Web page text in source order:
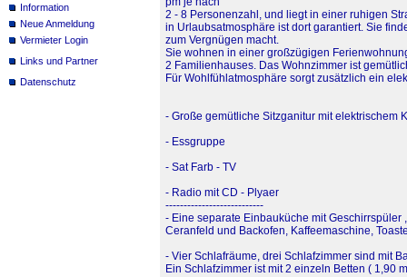
Information
Neue Anmeldung
Vermieter Login
Links und Partner
Datenschutz
2 - 8 Personenzahl, und liegt in einer ruhigen
in Urlaubsatmosphäre ist dort garantiert. Sie
zum Vergnügen macht.
Sie wohnen in einer großzügigen
2 Familienhauses. Das Wohnzimmer ist
Für Wohlfühlatmosphäre sorgt zusätzlich ein
- Große gemütliche Sitzganitur mit elektrischem
- Essgruppe
- Sat Farb - TV
- Radio mit CD - Plyaer
---------------------------
- Eine separate Einbauküche mit
Ceranfeld und Backofen, Kaffeemaschine,
- Vier Schlafräume, drei Schlafzimmer sind mit
Ein Schlafzimmer ist mit 2 einzeln Betten ( 1,90